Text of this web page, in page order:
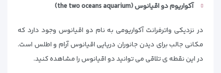
آکواریوم دو اقیانوس (the two oceans aquarium)
در نزدیکی واترفرانت آکواریومی به نام دو اقیانوس وجود دارد که
مکانی جالب برای دیدن جانوران دریایی اقیانوس آرام و اطلس است.
در این نقطه ی تلاقی می توانید دو اقیانوس را مشاهده کنید.